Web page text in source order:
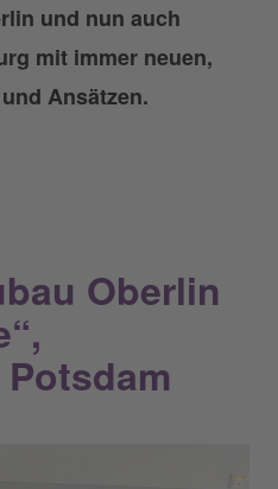
und nun auch
mit immer neuen,
Ansätzen.
Oberlin